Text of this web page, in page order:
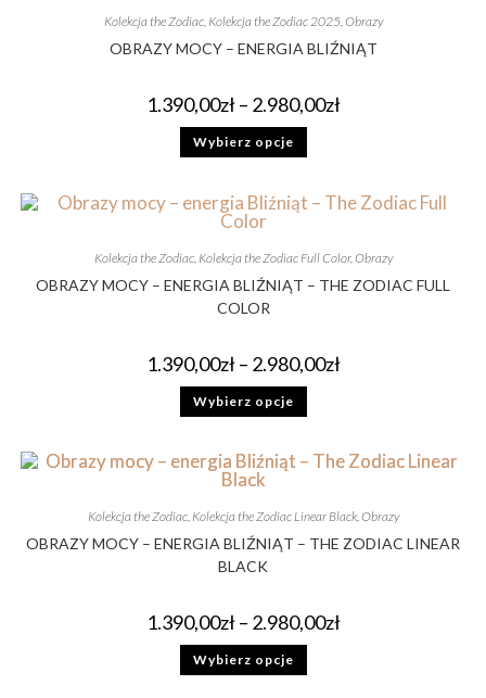
Kolekcja the Zodiac, Kolekcja the Zodiac 2025,Obrazy
OBRAZY MOCY – ENERGIA BLIŹNIĄT
1.390,00zł – 2.980,00zł
Wybierz opcje
Kolekcja the Zodiac, Kolekcja the Zodiac Full Color, Obrazy
OBRAZY MOCY – ENERGIA BLIŹNIĄT – THE ZODIAC FULL
COLOR
1.390,00zł – 2.980,00zł
Wybierz opcje
Kolekcja the Zodiac, Kolekcja the Zodiac Linear Black,Obrazy
OBRAZY MOCY – ENERGIA BLIŹNIĄT – THE ZODIAC LINEAR
BLACK
1.390,00zł – 2.980,00zł
Wybierz opcje